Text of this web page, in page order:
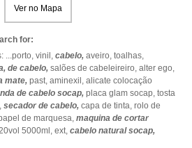
Ver no Mapa
for:
...porto, vinil, cabelo, aveiro, toalhas,
de cabelo, salões de cabeleireiro, alter ego,
mate, past, aminexil, alicate colocação
de cabelo socap, placa glam socap, tosta
secador de cabelo, capa de tinta, rolo de
de marquesa, maquina de cortar
5000ml, ext, cabelo natural socap,